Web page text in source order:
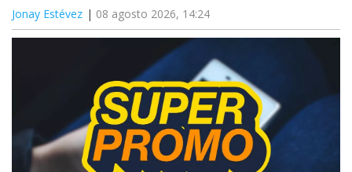
Jonay Estévez 08 agosto 2026, 14:24